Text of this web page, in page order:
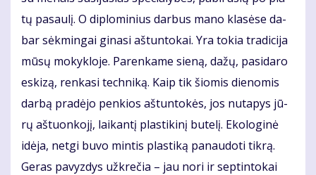
tų pa­sau­lį. O di­plo­mi­nius dar­bus ma­no kla­sė­se da­
bar sėk­min­gai gi­na­si aš­tun­to­kai. Yra to­kia tra­di­ci­ja
mū­sų mo­kyk­lo­je. Parenkame sie­ną, da­žų, pa­si­da­ro
es­ki­zą, ren­ka­si tech­ni­ką. Kaip tik šio­mis die­no­mis
dar­bą pradėjo pen­kios aš­tun­to­kės, jos nu­ta­pys jū­
rų aš­tuon­ko­jį, lai­kan­tį plas­ti­ki­nį bu­te­lį. Eko­lo­gi­nė
idė­ja, net­gi bu­vo min­tis plas­ti­ką pa­nau­do­ti tik­rą.
Ge­ras pa­vyz­dys už­kre­čia – jau no­ri ir sep­tin­to­kai